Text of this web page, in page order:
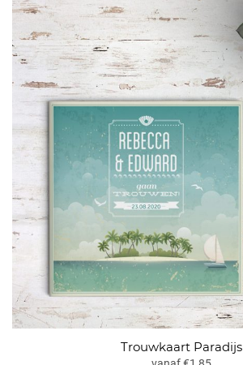
Trouwkaart Paradijs